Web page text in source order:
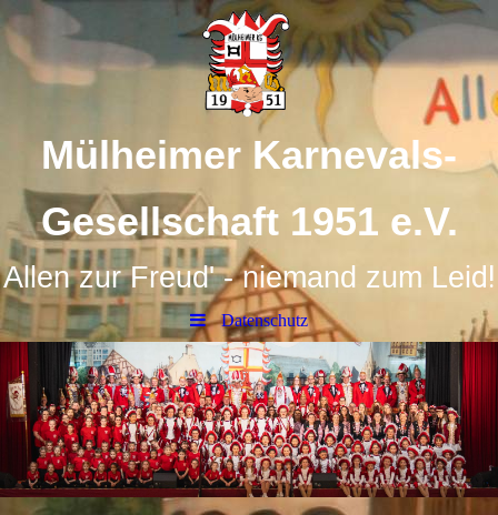
Mülheimer Karnevals-
Gesellschaft 1951 e.V.
Allen zur Freud' - niemand zum Leid!
Datenschutz